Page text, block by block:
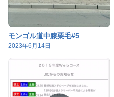
モンゴル道中膝栗毛#5
2023年6月14日